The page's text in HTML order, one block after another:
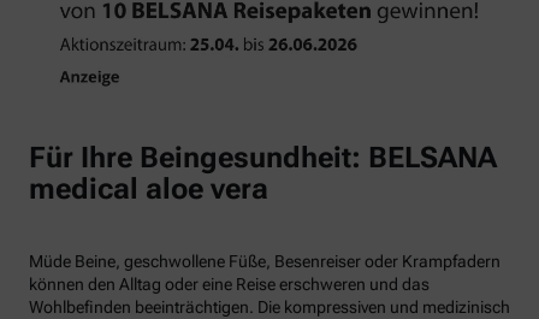
Für Ihre Beingesundheit: BELSANA
medical aloe vera
Müde Beine, geschwollene Füße, Besenreiser oder Krampfadern
können den Alltag oder eine Reise erschweren und das
Wohlbefinden beeinträchtigen. Die kompressiven und medizinisch